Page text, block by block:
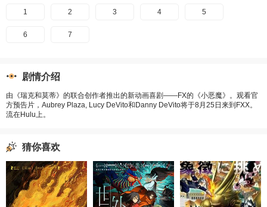
1 2 3 4 5
6 7
剧情介绍
由《瑞克和莫蒂》的联合创作者推出的新动画喜剧——FX的《小恶魔》。观看官
方预告片，Aubrey Plaza, Lucy DeVito和Danny DeVito将于8月25日来到FXX。
流在Hulu上。
猜你喜欢